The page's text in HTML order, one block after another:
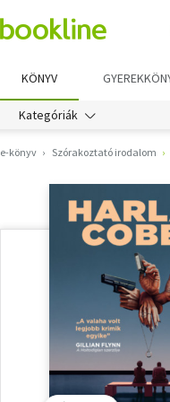
KÖNYV
Kategóriák
e-könyv Szórakoztató irodalom